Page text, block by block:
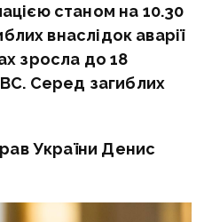
станом на 10.30
внаслідок аварії
зросла до 18
Серед загиблих
України Денис